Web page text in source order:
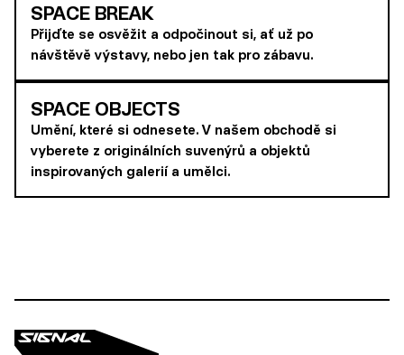
SPACE BREAK
Přijďte se osvěžit a odpočinout si, ať už po
návštěvě výstavy, nebo jen tak pro zábavu.
SPACE OBJECTS
Umění, které si odnesete. V našem obchodě si
vyberete z originálních suvenýrů a objektů
inspirovaných galerií a umělci.